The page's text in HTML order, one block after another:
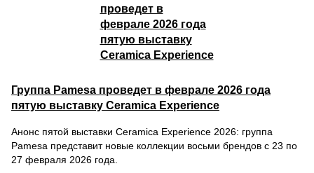
Группа Pamesa проведет в феврале 2026 года
пятую выставку Ceramica Experience
Анонс пятой выставки Ceramica Experience 2026: группа
Pamesa представит новые коллекции восьми брендов с 23 по
27 февраля 2026 года.